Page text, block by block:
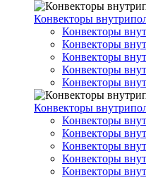
Конвекторы
Конвекторы
Конвекторы
Конвекторы
Конвекторы
Конвекторы
Конвекторы
Конвекторы
Конвекторы
Конвекторы
Конвекторы
Конвекторы